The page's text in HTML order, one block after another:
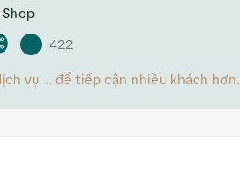
422
vụ ... để tiếp cận nhiều khách hơn.